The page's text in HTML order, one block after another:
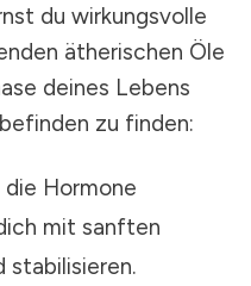
du wirkungsvolle
ätherischen Öle
deines Lebens
zu finden:
Hormone
mit sanften
stabilisieren.